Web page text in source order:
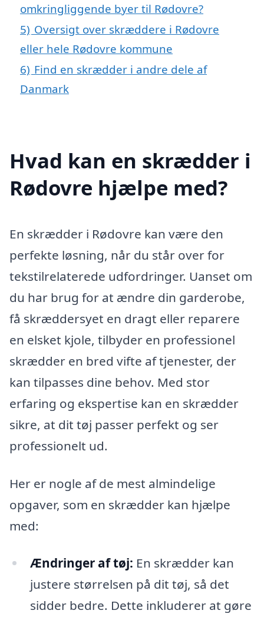
omkringliggende byer til Rødovre?
5) Oversigt over skræddere i Rødovre
eller hele Rødovre kommune
6) Find en skrædder i andre dele af
Danmark
Hvad kan en skrædder i
Rødovre hjælpe med?
En skrædder i Rødovre kan være den
perfekte løsning, når du står over for
tekstilrelaterede udfordringer. Uanset om
du har brug for at ændre din garderobe,
få skræddersyet en dragt eller reparere
en elsket kjole, tilbyder en professionel
skrædder en bred vifte af tjenester, der
kan tilpasses dine behov. Med stor
erfaring og ekspertise kan en skrædder
sikre, at dit tøj passer perfekt og ser
professionelt ud.
Her er nogle af de mest almindelige
opgaver, som en skrædder kan hjælpe
med:
Ændringer af tøj: En skrædder kan
justere størrelsen på dit tøj, så det
sidder bedre. Dette inkluderer at gøre